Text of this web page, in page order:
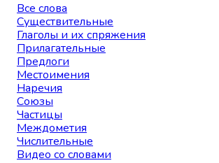
Все слова
Существительные
Глаголы и их спряжения
Прилагательные
Предлоги
Местоимения
Наречия
Союзы
Частицы
Междометия
Числительные
Видео со словами